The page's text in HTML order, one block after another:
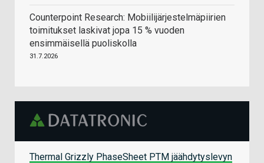
Counterpoint Research: Mobiilijärjestelmäpiirien
toimitukset laskivat jopa 15 % vuoden
ensimmäisellä puoliskolla
31.7.2026
Thermal Grizzly PhaseSheet PTM jäähdytyslevyn